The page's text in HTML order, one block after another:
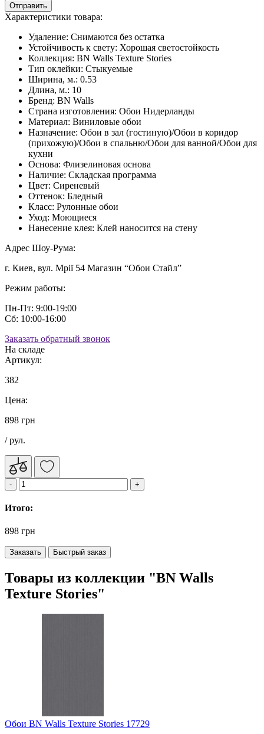
Отправить
Характеристики товара:
Удаление: Снимаются без остатка
Устойчивость к свету: Хорошая светостойкость
Коллекция: BN Walls Texture Stories
Тип оклейки: Стыкуемые
Ширина, м.: 0.53
Длина, м.: 10
Бренд: BN Walls
Страна изготовления: Обои Нидерланды
Материал: Виниловые обои
Назначение: Обои в зал (гостиную)/Обои в коридор
(прихожую)/Обои в спальню/Обои для ванной/Обои для
кухни
Основа: Флизелиновая основа
Наличие: Складская программа
Цвет: Сиреневый
Оттенок: Бледный
Класс: Рулонные обои
Уход: Моющиеся
Нанесение клея: Клей наносится на стену
Адрес Шоу-Рума:
г. Киев, вул. Мрії 54 Магазин “Обои Стайл”
Режим работы:
Пн-Пт: 9:00-19:00
Сб: 10:00-16:00
Заказать обратный звонок
На складе
Артикул:
382
Цена:
898 грн
/ рул.
Итого:
898 грн
Заказать Быстрый заказ
Товары из коллекции "BN Walls
Texture Stories"
Обои BN Walls Texture Stories 17729